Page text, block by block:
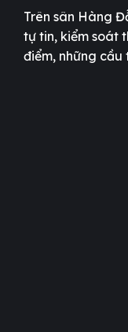
Trên sân Hàng
tự tin, kiểm soát
điểm, những